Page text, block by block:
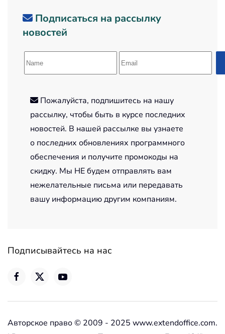
Подписаться на рассылку
новостей
Пожалуйста, подпишитесь на нашу
рассылку, чтобы быть в курсе последних
новостей. В нашей рассылке вы узнаете
о последних обновлениях программного
обеспечения и получите промокоды на
скидку. Мы НЕ будем отправлять вам
нежелательные письма или передавать
вашу информацию другим компаниям.
Подписывайтесь на нас
Авторское право © 2009 - 2025 www.extendoffice.com.